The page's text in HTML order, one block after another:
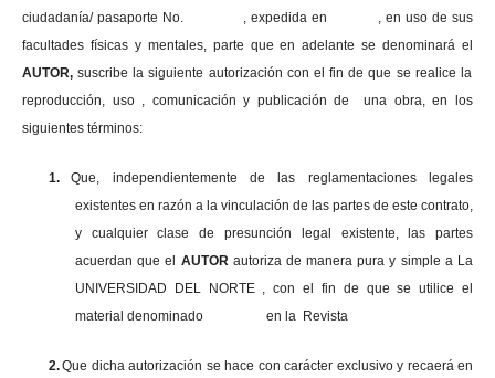
ciudadanía/ pasaporte No. , expedida en , en uso de sus
facultades físicas y mentales, parte que en adelante se denominará el
AUTOR,suscribe la siguiente autorización con el fin de que se realice la
reproducción, uso , comunicación y publicación de una obra, en los
siguientes términos:
1.
Que, independientemente de las reglamentaciones legales
existentes en razón a la vinculación de las partes de este contrato,
y cualquier clase de presunción legal existente, las partes
acuerdan que el AUTOR autoriza de manera pura y simple a La
UNIVERSIDAD DEL NORTE , con el fin de que se utilice el
material denominado en la Revista
2.Que dicha autorización se hace con carácter exclusivo y recaerá en